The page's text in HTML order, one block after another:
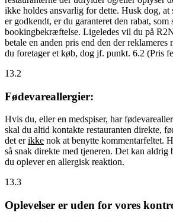
ikke holdes ansvarlig for dette. Husk dog, at
er godkendt, er du garanteret den rabat, som
bookingbekræftelse. Ligeledes vil du på
betale en anden pris end den der reklameres
du foretager et køb, dog jf. punkt. 6.2 (Pris
13.2
Fødevareallergier:
Hvis du, eller en medspiser, har
skal du altid kontakte restauranten direkte,
det erikke nok at benytte kommentarfeltet.
så snak direkte med tjeneren. Det kan aldrig
du oplever en allergisk reaktion.
13.3
Oplevelser er uden for vores